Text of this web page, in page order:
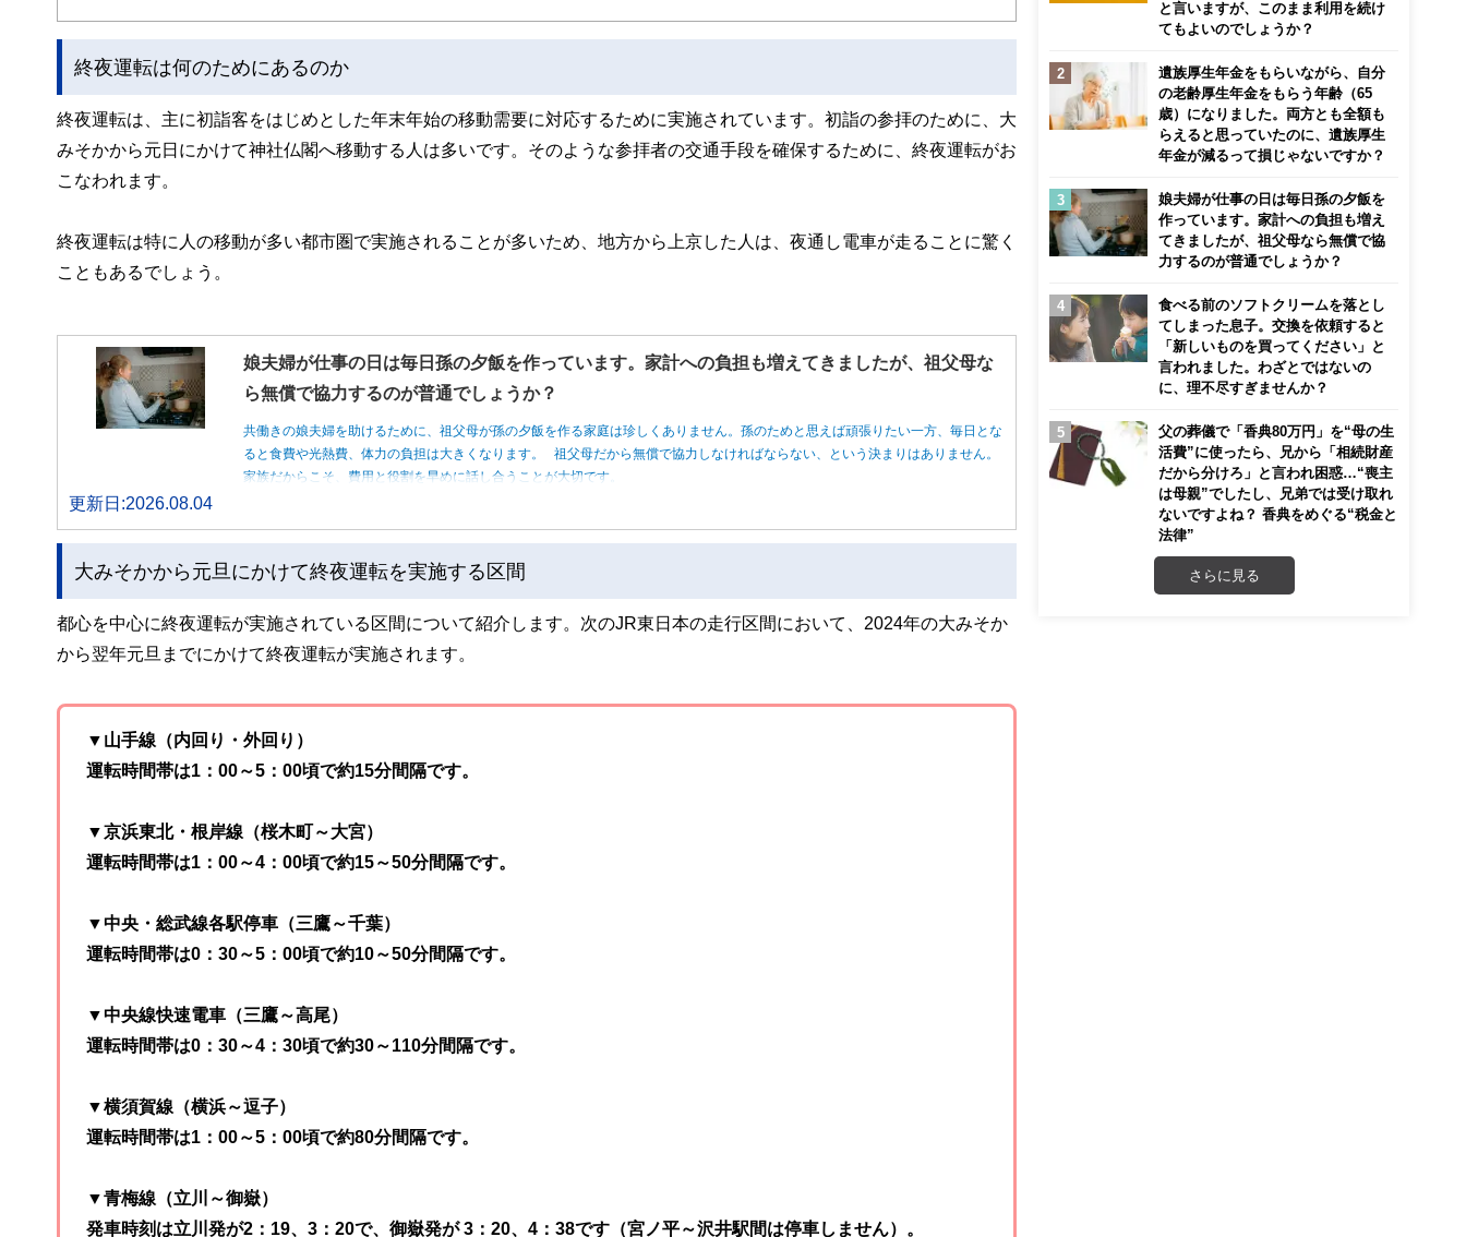
終夜運転は何のためにあるのか
終夜運転は、主に初詣客をはじめとした年末年始の移動需要に対応するために実施されています。初詣の参拝のために、大
みそかから元日にかけて神社仏閣へ移動する人は多いです。そのような参拝者の交通手段を確保するために、終夜運転がお
こなわれます。
終夜運転は特に人の移動が多い都市圏で実施されることが多いため、地方から上京した人は、夜通し電車が走ることに驚く
こともあるでしょう。
娘夫婦が仕事の日は毎日孫の夕飯を作っています。家計への負担も増えてきましたが、祖父母な
ら無償で協力するのが普通でしょうか？
共働きの娘夫婦を助けるために、祖父母が孫の夕飯を作る家庭は珍しくありません。孫のためと思えば頑張りたい一方、毎日とな
ると食費や光熱費、体力の負担は大きくなります。 祖父母だから無償で協力しなければならない、という決まりはありません。
家族だからこそ、費用と役割を早めに話し合うことが大切です。
更新日:2026.08.04
大みそかから元旦にかけて終夜運転を実施する区間
都心を中心に終夜運転が実施されている区間について紹介します。次のJR東日本の走行区間において、2024年の大みそか
から翌年元旦までにかけて終夜運転が実施されます。
▼山手線（内回り・外回り）
運転時間帯は1：00～5：00頃で約15分間隔です。
▼京浜東北・根岸線（桜木町～大宮）
運転時間帯は1：00～4：00頃で約15～50分間隔です。
▼中央・総武線各駅停車（三鷹～千葉）
運転時間帯は0：30～5：00頃で約10～50分間隔です。
▼中央線快速電車（三鷹～高尾）
運転時間帯は0：30～4：30頃で約30～110分間隔です。
▼横須賀線（横浜～逗子）
運転時間帯は1：00～5：00頃で約80分間隔です。
▼青梅線（立川～御嶽）
発車時刻は立川発が2：19、3：20で、御嶽発が 3：20、4：38です（宮ノ平～沢井駅間は停車しません）。
と言いますが、このまま利用を続け
てもよいのでしょうか？
遺族厚生年金をもらいながら、自分
の老齢厚生年金をもらう年齢（65
歳）になりました。両方とも全額も
らえると思っていたのに、遺族厚生
年金が減るって損じゃないですか？
娘夫婦が仕事の日は毎日孫の夕飯を
作っています。家計への負担も増え
てきましたが、祖父母なら無償で協
力するのが普通でしょうか？
食べる前のソフトクリームを落とし
てしまった息子。交換を依頼すると
「新しいものを買ってください」と
言われました。わざとではないの
に、理不尽すぎませんか？
父の葬儀で「香典80万円」を“母の生
活費”に使ったら、兄から「相続財産
だから分けろ」と言われ困惑…“喪主
は母親”でしたし、兄弟では受け取れ
ないですよね？ 香典をめぐる“税金と
法律”
さらに見る